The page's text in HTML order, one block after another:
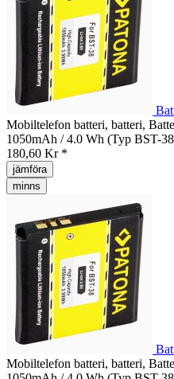
Mobiltelefon batteri, batteri,
1050mAh / 4.0 Wh (Typ BST-
180,60 Kr *
jämföra
minns
Mobiltelefon batteri, batteri,